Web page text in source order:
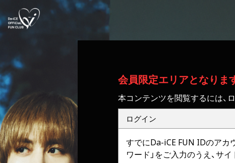
会員限定エリアとなりま
本コンテンツを閲覧するには、
ログイン
すでにDa-iCE FUN IDのアカ
ワード」をご入力のうえ、サ